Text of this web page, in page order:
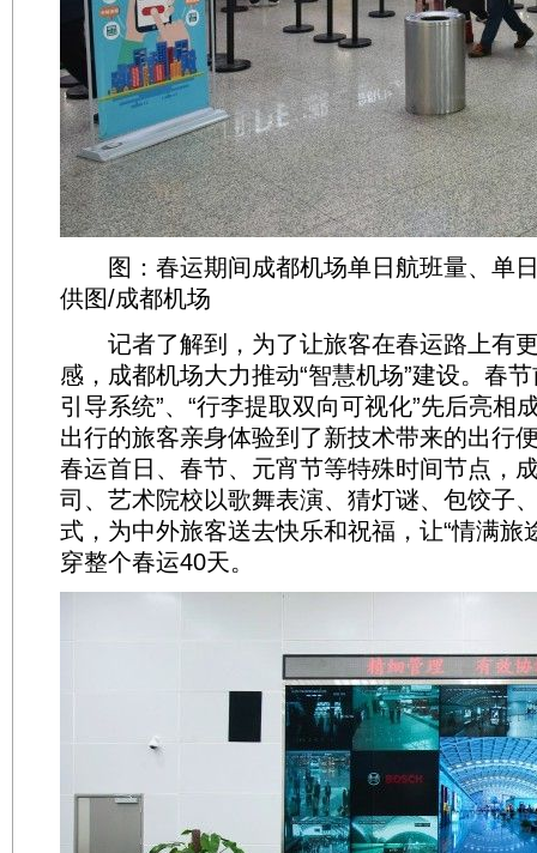
图：春运期间成都机场单日航班量、单
供图/成都机场
记者了解到，为了让旅客在春运路上有
感，成都机场大力推动“智慧机场”建设。春
引导系统”、“行李提取双向可视化”先后亮相
出行的旅客亲身体验到了新技术带来的出行
春运首日、春节、元宵节等特殊时间节点，
司、艺术院校以歌舞表演、猜灯谜、包饺子
式，为中外旅客送去快乐和祝福，让“情满旅
穿整个春运40天。